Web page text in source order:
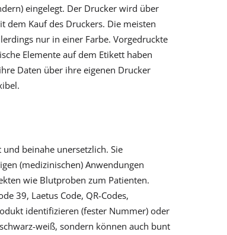
eingelegt. Der Drucker wird über
dem Kauf des Druckers. Die meisten
nur in einer Farbe. Vorgedruckte
Elemente auf dem Etikett haben
Daten über ihre eigenen Drucker
beinahe unersetzlich. Sie
(medizinischen) Anwendungen
wie Blutproben zum Patienten.
39, Laetus Code, QR-Codes,
identifizieren (fester Nummer) oder
weiß, sondern können auch bunt